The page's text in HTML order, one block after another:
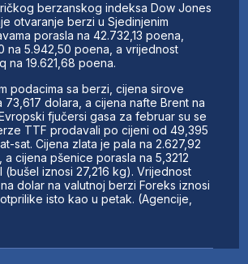
berzanskog indeksa Dow Jones
otvaranje berzi u Sjedinjenim
porasla na 42.732,13 poena,
na 5.942,50 poena, a vrijednost
na 19.621,68 poena.
podacima sa berzi, cijena sirove
73,617 dolara, a cijena nafte Brent na
fjučersi gasa za februar su se
TTF prodavali po cijeni od 49,395
sat. Cijena zlata je pala na 2.627,92
a cijena pšenice porasla na 5,3212
(bušel iznosi 27,216 kg). Vrijednost
dolar na valutnoj berzi Foreks iznosi
isto kao u petak. (Agencije,